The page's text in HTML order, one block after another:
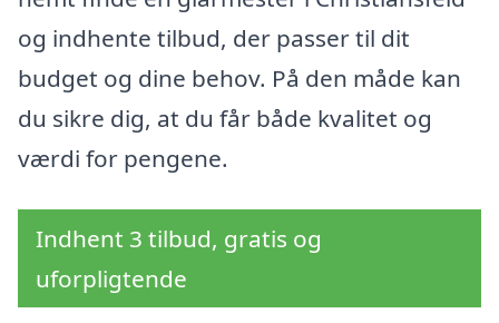
og indhente tilbud, der passer til dit
budget og dine behov. På den måde kan
du sikre dig, at du får både kvalitet og
værdi for pengene.
Indhent 3 tilbud, gratis og
uforpligtende